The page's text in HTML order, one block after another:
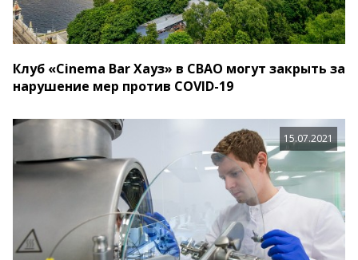
Клуб «Cinema Bar Хауз» в СВАО могут закрыть за
нарушение мер против COVID-19
15.07.2021